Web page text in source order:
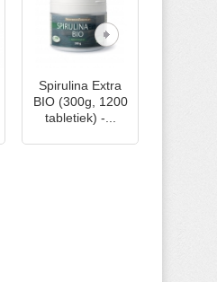
Spirulina Extra
BIO (300g, 1200
tabletiek) -...